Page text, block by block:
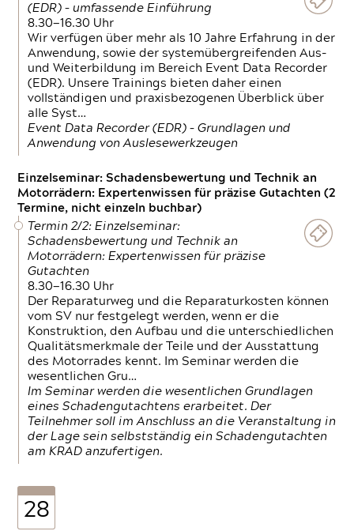
(EDR) – umfassende Einführung
8.30—16.30 Uhr
Wir verfügen über mehr als 10 Jahre Erfahrung in der
Anwendung, sowie der systemübergreifenden Aus-
und Weiterbildung im Bereich Event Data Recorder
(EDR). Unsere Trainings bieten daher einen
vollständigen und praxisbezogenen Überblick über
alle Syst…
Event Data Recorder (EDR) – Grundlagen und
Anwendung von Auslesewerkzeugen
Einzelseminar: Schadensbewertung und Technik an
Motorrädern: Expertenwissen für präzise Gutachten (2
Termine, nicht einzeln buchbar)
Termin 2/2: Einzelseminar:
Schadensbewertung und Technik an
Motorrädern: Expertenwissen für präzise
Gutachten
8.30—16.30 Uhr
Der Reparaturweg und die Reparaturkosten können
vom SV nur festgelegt werden, wenn er die
Konstruktion, den Aufbau und die unterschiedlichen
Qualitätsmerkmale der Teile und der Ausstattung
des Motorrades kennt. Im Seminar werden die
wesentlichen Gru…
Im Seminar werden die wesentlichen Grundlagen
eines Schadengutachtens erarbeitet. Der
Teilnehmer soll im Anschluss an die Veranstaltung in
der Lage sein selbstständig ein Schadengutachten
am KRAD anzufertigen.
28